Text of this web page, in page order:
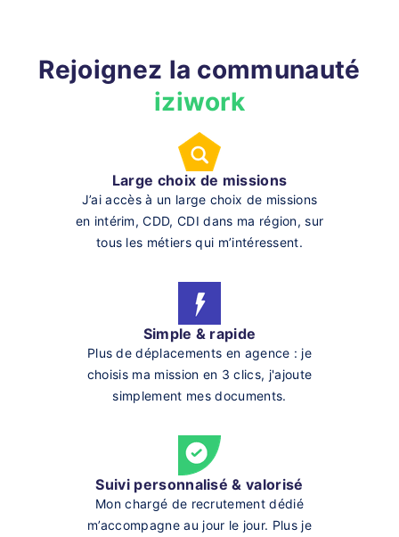
Rejoignez la communauté
iziwork
Large choix de missions
J’ai accès à un large choix de missions
en intérim, CDD, CDI dans ma région, sur
tous les métiers qui m’intéressent.
Simple & rapide
Plus de déplacements en agence : je
choisis ma mission en 3 clics, j'ajoute
simplement mes documents.
Suivi personnalisé & valorisé
Mon chargé de recrutement dédié
m’accompagne au jour le jour. Plus je